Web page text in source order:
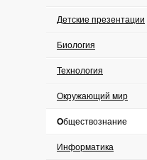
Детские презентации
Биология
Технология
Окружающий мир
Обществознание
Информатика